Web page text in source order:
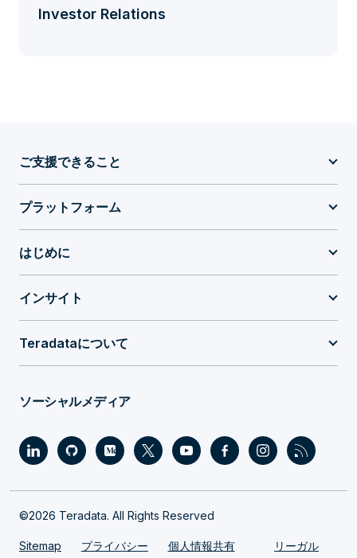
Investor Relations
ご支援できること
プラットフォーム
はじめに
インサイト
Teradataについて
ソーシャルメディア
©2026 Teradata. All Rights Reserved
Sitemap プライバシー 個人情報共有
リーガル